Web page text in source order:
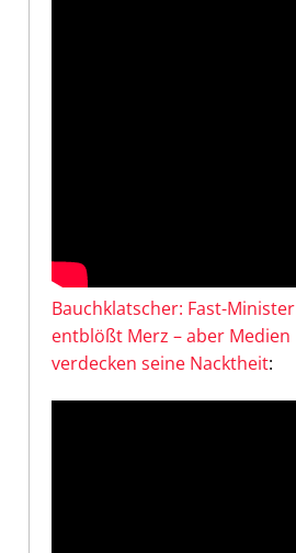
Bauchklatscher: Fast-Minister
entblößt Merz – aber Medien
verdecken seine Nacktheit: